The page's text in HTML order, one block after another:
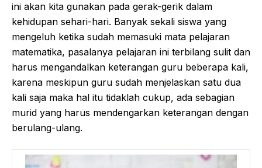
ini akan kita gunakan pada gerak-gerik dalam
kehidupan sehari-hari. Banyak sekali siswa yang
mengeluh ketika sudah memasuki mata pelajaran
matematika, pasalanya pelajaran ini terbilang sulit dan
harus mengandalkan keterangan guru beberapa kali,
karena meskipun guru sudah menjelaskan satu dua
kali saja maka hal itu tidaklah cukup, ada sebagian
murid yang harus mendengarkan keterangan dengan
berulang-ulang.